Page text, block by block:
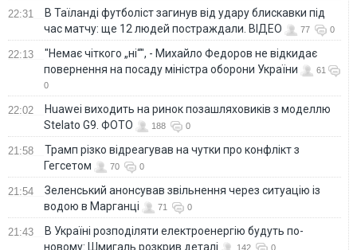
22:31
В Таїланді футболіст загинув від удару блискавки під
час матчу: ще 12 людей постраждали. ВІДЕО
77 0
22:13
"Немає чіткого „ні“", - Михайло Федоров не відкидає
повернення на посаду міністра оборони України
61
0
22:02
Huawei виходить на ринок позашляховиків з моделлю
Stelato G9. ФОТО
188 0
21:58
Трамп різко відреагував на чутки про конфлікт з
Гегсетом
70 0
21:54
Зеленський анонсував звільнення через ситуацію із
водою в Марганці
71 0
21:43
В Україні розподіляти електроенергію будуть по-
новому: Шмигаль розкрив деталі
142 0